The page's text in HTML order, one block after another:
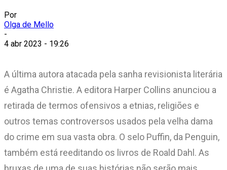
Por
Olga de Mello
-
4 abr 2023 - 19:26
A última autora atacada pela sanha revisionista literária
é Agatha Christie. A editora Harper Collins anunciou a
retirada de termos ofensivos a etnias, religiões e
outros temas controversos usados pela velha dama
do crime em sua vasta obra. O selo Puffin, da Penguin,
também está reeditando os livros de Roald Dahl. As